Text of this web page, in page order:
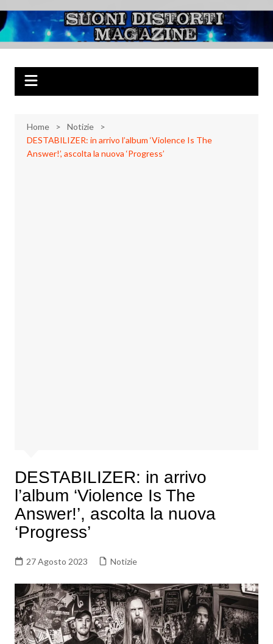
al
contenuto
Suoni Distorti
Magazine
Musica Rock, Metal, Punk e varie sonorità alternative
Home
Notizie
DESTABILIZER: in arrivo l’album ‘Violence Is The
Answer!’, ascolta la nuova ‘Progress’
DESTABILIZER: in arrivo
l’album ‘Violence Is The
Answer!’, ascolta la nuova
‘Progress’
27 Agosto 2023 Notizie